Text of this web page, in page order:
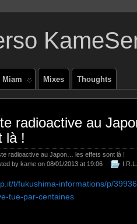
Miam Mixes Thoughts
radioactive au
là !
radioactive au Japon… les effets sont là !
by kame on 08/01/2013 at 19:06 I.R.L.
t/fukushima-informations/p/
tue-par-centaines